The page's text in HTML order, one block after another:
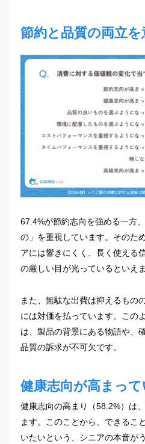
節約と品質の両立
67.4%が節約志向を強める一方
の」を重視しています。そのた
アには響きにくく、長く使える
の厳しい目が光っているといえま
また、無駄な出費は抑えるもの
には対価を払っています。この
は、製品の背景にある物語や、
品質の訴求が不可欠です。
健康志向が高まって
健康志向の高まり（58.2%）は
ます。このことから、できるこ
いたいという、シニアの本音が